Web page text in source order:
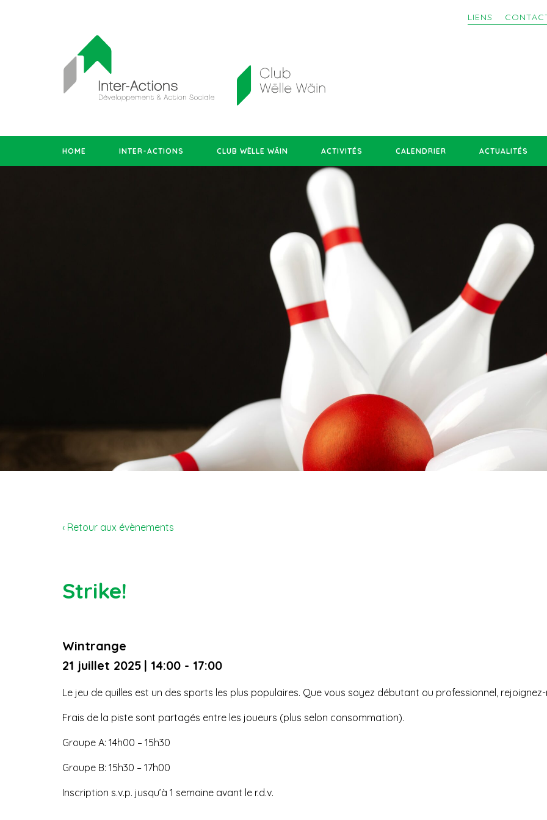
LIENS
HOME INTER-ACTIONS CLUB WËLLE WÄIN ACTIVITÉS CALENDRIER ACTUALITÉS
‹ Retour aux évènements
Strike!
Wintrange
21 juillet 2025 | 14:00 - 17:00
Le jeu de quilles est un des sports les plus populaires. Que vous soyez débutant ou professionnel,
Frais de la piste sont partagés entre les joueurs (plus selon consommation).
Groupe A: 14h00 – 15h30
Groupe B: 15h30 – 17h00
Inscription s.v.p. jusqu’à 1 semaine avant le r.d.v.